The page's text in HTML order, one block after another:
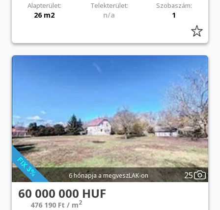
Alapterület: Telekterület: Szobaszám:
26 m2 n/a 1
6 hónapja a megveszLAK-on 25
60 000 000 HUF
476 190 Ft / m2